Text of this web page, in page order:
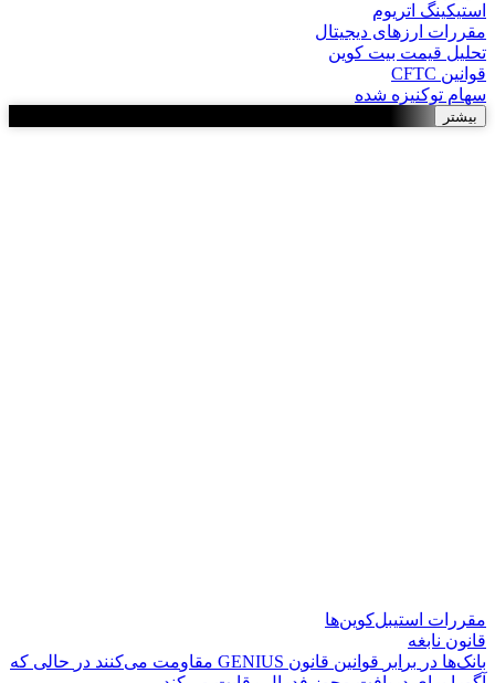
استیکینگ اتریوم
مقررات ارزهای دیجیتال
تحلیل قیمت بیت کوین
قوانین CFTC
سهام توکنیزه شده
بیشتر
مقررات استیبل‌کوین‌ها
قانون نابغه
بانکها در بر بر قو نین قانون GENIUS مقاومت میکنند در حالی که